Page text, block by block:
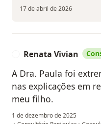
17 de abril de 2026
Renata Vivian
A Dra. Paula foi
nas explicações em
meu filho.
1 de dezembro de 2025